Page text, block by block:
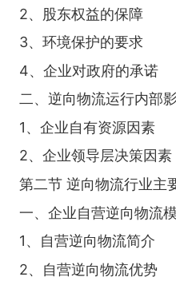
2、股东权益的保障
3、环境保护的要求
4、企业对政府的承诺
二、逆向物流运行内部
1、企业自有资源因素
2、企业领导层决策因素
第二节 逆向物流行业主
一、企业自营逆向物流
1、自营逆向物流简介
2、自营逆向物流优势